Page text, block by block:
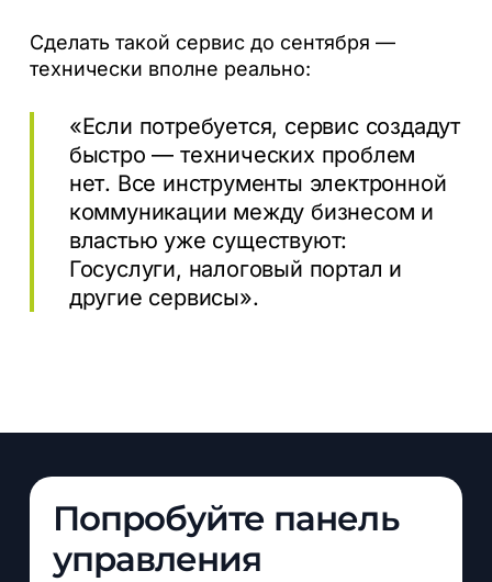
Сделать такой сервис до сентября —
технически вполне реально:
«Если потребуется, сервис создадут
быстро — технических проблем
нет. Все инструменты электронной
коммуникации между бизнесом и
властью уже существуют:
Госуслуги, налоговый портал и
другие сервисы».
Попробуйте панель
управления